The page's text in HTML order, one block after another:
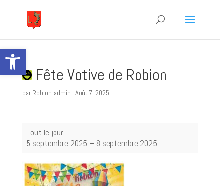
Ouvrir la barre d’outils
Fête Votive de Robion
par Robion-admin | Août 7, 2025
Fête
Votive
de
Robion
Tout le jour
5 septembre 2025 – 8 septembre 2025